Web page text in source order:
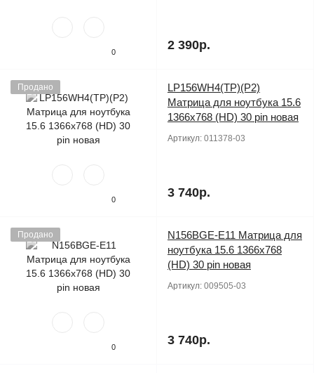
0 2 390р.
Продано
0
LP156WH4(TP)(P2)
Матрица для ноутбука 15.6
1366x768 (HD) 30 pin новая
Артикул: 011378-03
3 740р.
Продано
0
N156BGE-E11 Матрица для
ноутбука 15.6 1366x768
(HD) 30 pin новая
Артикул: 009505-03
3 740р.